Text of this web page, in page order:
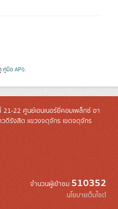
คู่มือ API).
22 ศูนย์เอนเนอร์ยี่คอมเพล็กซ์ อา
ดีรังสิต แขวงจตุจักร เขตจตุจักร
จำนวนผู้เข้าชม 510352
นโยบายเว็บไซต์